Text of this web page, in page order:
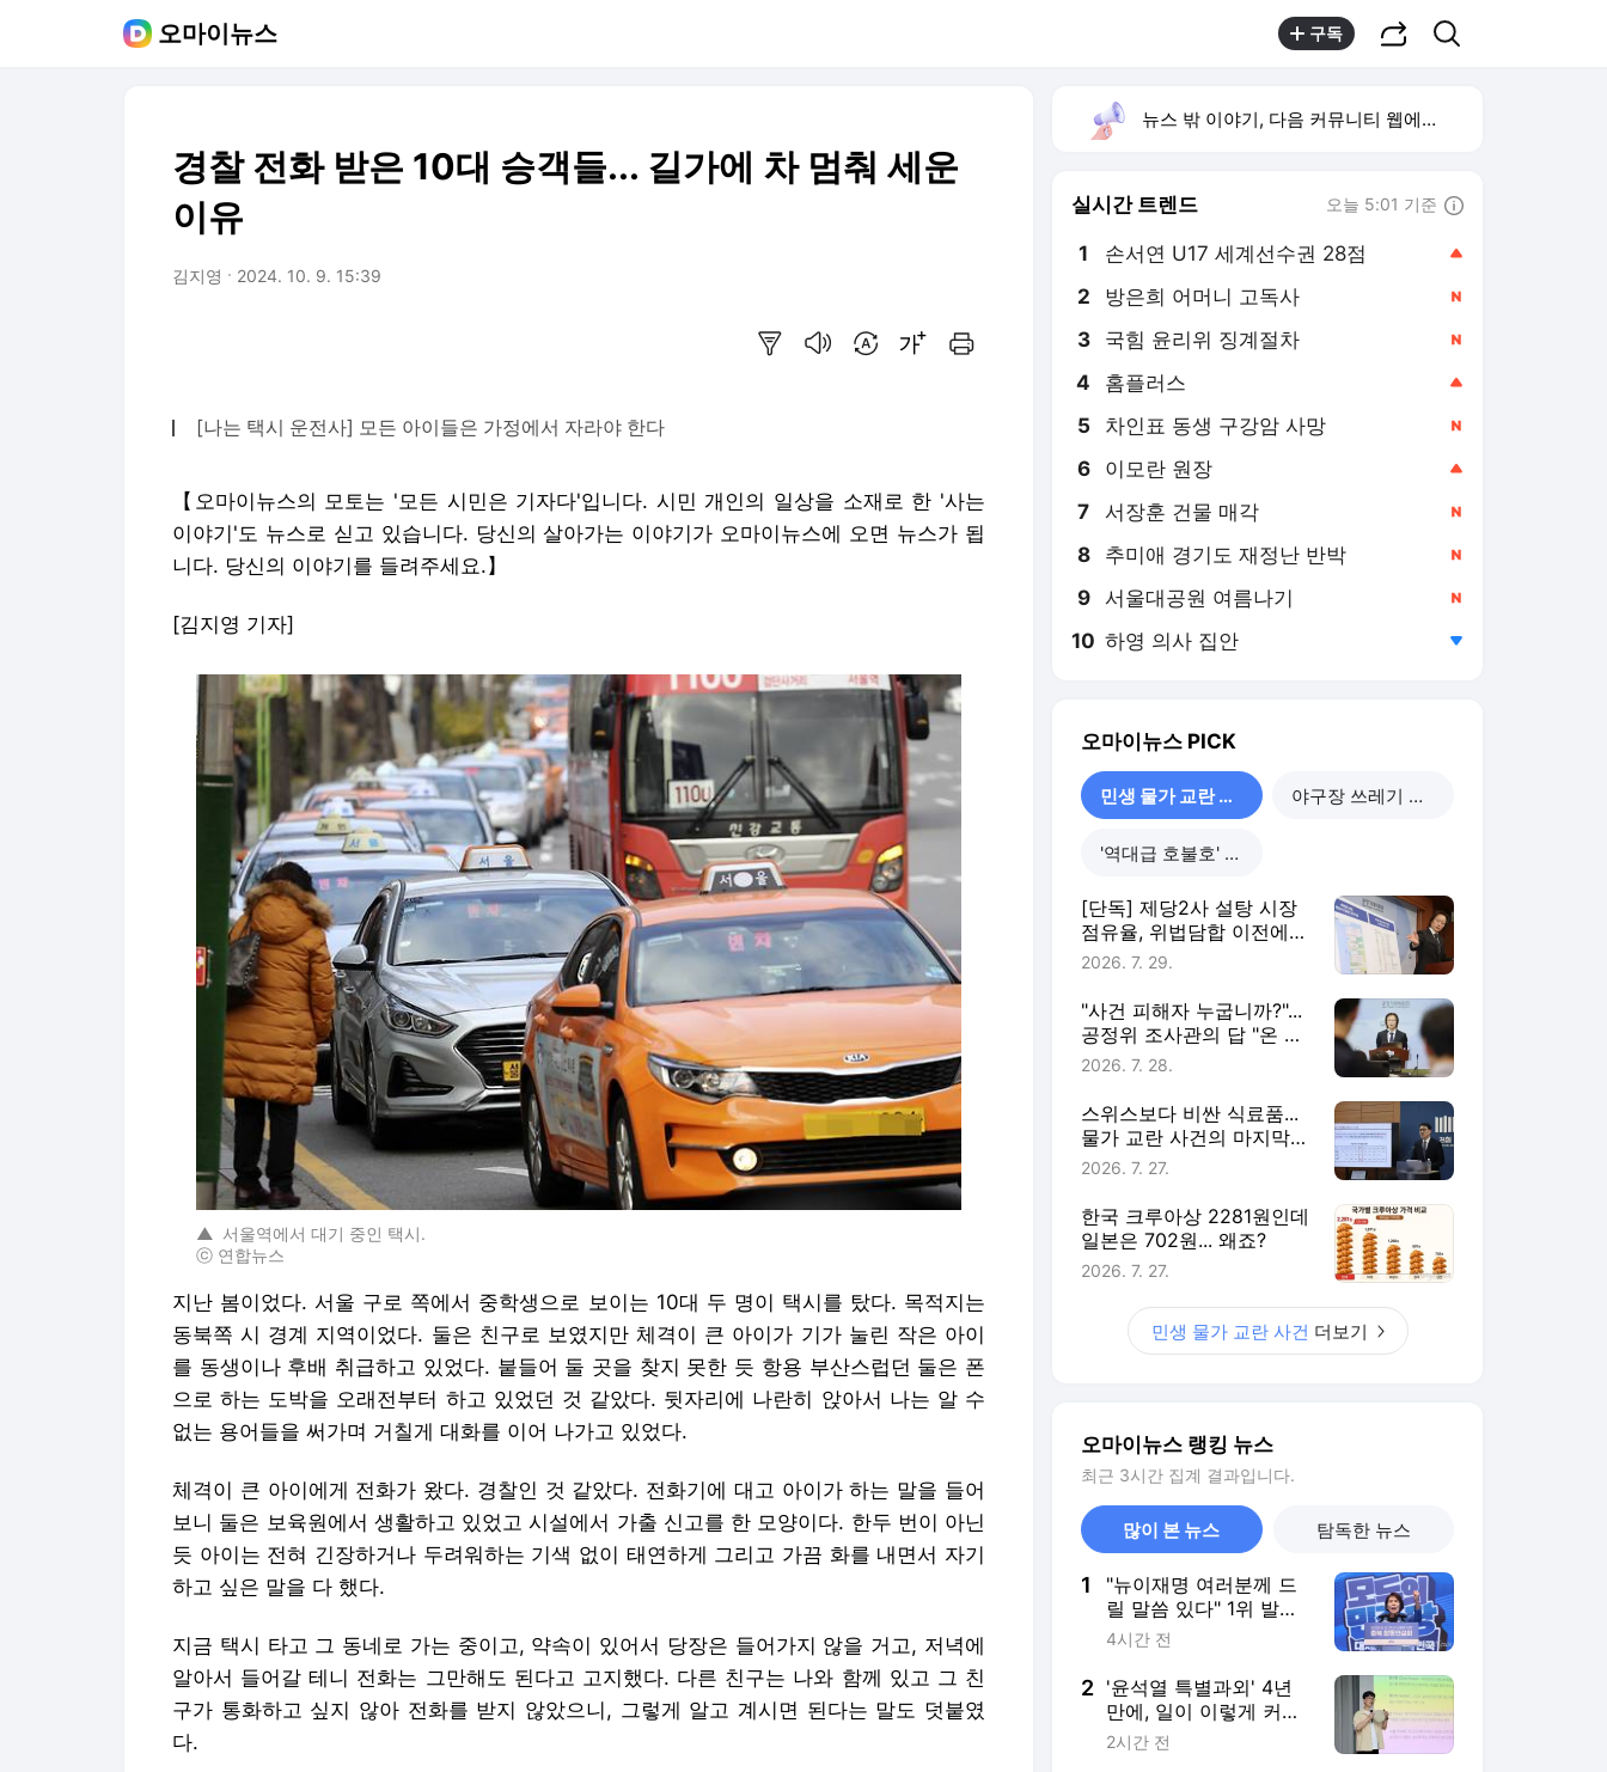
오마이뉴스 구독
경찰 전화 받은 10대 승객들... 길가에 차 멈춰 세운
이유
김지영 2024. 10. 9. 15:39
[나는 택시 운전사] 모든 아이들은 가정에서 자라야 한다
【오마이뉴스의 모토는 '모든 시민은 기자다'입니다. 시민 개인의 일상을 소재로 한 '사는
이야기'도 뉴스로 싣고 있습니다. 당신의 살아가는 이야기가 오마이뉴스에 오면 뉴스가 됩
니다. 당신의 이야기를 들려주세요.】
[김지영 기자]
▲ 서울역에서 대기 중인 택시.
ⓒ 연합뉴스
지난 봄이었다. 서울 구로 쪽에서 중학생으로 보이는 10대 두 명이 택시를 탔다. 목적지는
동북쪽 시 경계 지역이었다. 둘은 친구로 보였지만 체격이 큰 아이가 기가 눌린 작은 아이
를 동생이나 후배 취급하고 있었다. 붙들어 둘 곳을 찾지 못한 듯 항용 부산스럽던 둘은 폰
으로 하는 도박을 오래전부터 하고 있었던 것 같았다. 뒷자리에 나란히 앉아서 나는 알 수
없는 용어들을 써가며 거칠게 대화를 이어 나가고 있었다.
체격이 큰 아이에게 전화가 왔다. 경찰인 것 같았다. 전화기에 대고 아이가 하는 말을 들어
보니 둘은 보육원에서 생활하고 있었고 시설에서 가출 신고를 한 모양이다. 한두 번이 아닌
듯 아이는 전혀 긴장하거나 두려워하는 기색 없이 태연하게 그리고 가끔 화를 내면서 자기
하고 싶은 말을 다 했다.
지금 택시 타고 그 동네로 가는 중이고, 약속이 있어서 당장은 들어가지 않을 거고, 저녁에
알아서 들어갈 테니 전화는 그만해도 된다고 고지했다. 다른 친구는 나와 함께 있고 그 친
구가 통화하고 싶지 않아 전화를 받지 않았으니, 그렇게 알고 계시면 된다는 말도 덧붙였
다.
뉴스 밖 이야기, 다음 커뮤니티 웹에서 보기
실시간 트렌드 오늘 5:01 기준
1 손서연 U17 세계선수권 28점
2 방은희 어머니 고독사
3 국힘 윤리위 징계절차
4 홈플러스
5 차인표 동생 구강암 사망
6 이모란 원장
7 서장훈 건물 매각
8 추미애 경기도 재정난 반박
9 서울대공원 여름나기
10 하영 의사 집안
오마이뉴스 PICK
민생 물가 교란 사건 야구장 쓰레기 리포트
'역대급 호불호' 호프
[단독] 제당2사 설탕 시장
점유율, 위법담합 이전에도
'판박이'였다
2026. 7. 29.
"사건 피해자 누굽니까?"...
공정위 조사관의 답 "온 국
민입니다"
2026. 7. 28.
스위스보다 비싼 식료품...
물가 교란 사건의 마지막
퍼즐
2026. 7. 27.
한국 크루아상 2281원인데
일본은 702원... 왜죠?
2026. 7. 27.
민생 물가 교란 사건 더보기
오마이뉴스 랭킹 뉴스
최근 3시간 집계 결과입니다.
많이 본 뉴스 탐독한 뉴스
1
"뉴이재명 여러분께 드
릴 말씀 있다" 1위 발표
된 날, 최민희의 호소
4시간 전
2 '윤석열 특별과외' 4년
만에, 일이 이렇게 커졌
습니다 [반도체 특별과
2시간 전